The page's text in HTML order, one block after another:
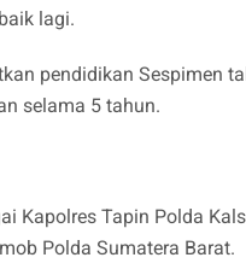
lagi.
pendidikan Sespimen
selama 5 tahun.
Kapolres Tapin Polda
Polda Sumatera Barat.